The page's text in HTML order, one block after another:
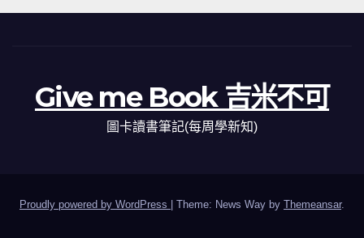
Give me Book 吉米不可
圖卡讀書筆記(每周學新知)
Proudly powered by WordPress | Theme: News Way by Themeansar.